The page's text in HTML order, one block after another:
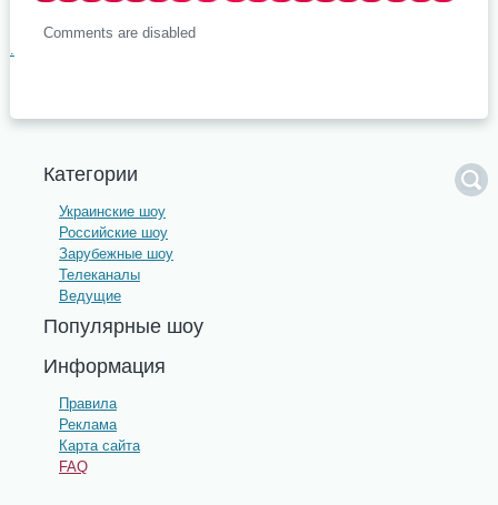
Comments are disabled
.
Категории
Украинские шоу
Российские шоу
Зарубежные шоу
Телеканалы
Ведущие
Популярные шоу
Информация
Правила
Реклама
Карта сайта
FAQ